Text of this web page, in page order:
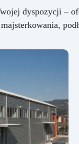
dyspozycji –